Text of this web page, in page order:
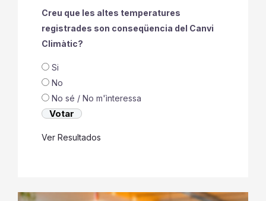
Creu que les altes temperatures
registrades son conseqüencia del Canvi
Climàtic?
Si
No
No sé / No m'ìnteressa
Ver Resultados